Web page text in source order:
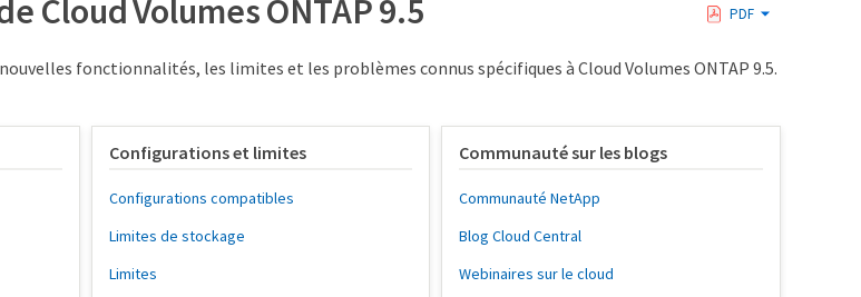
Cloud Volumes ONTAP 9.5 PDF
fonctionnalités, les limites et les problèmes connus spécifiques à Cloud Volumes ONTAP 9.5.
Configurations et limites
Configurations compatibles
Limites de stockage
Limites
Communauté sur les blogs
Communauté NetApp
Blog Cloud Central
Webinaires sur le cloud